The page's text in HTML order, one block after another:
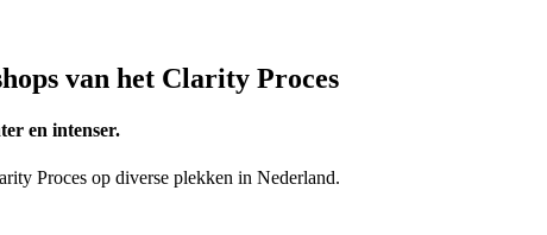
van het Clarity Proces
en intenser.
Proces op diverse plekken in Nederland.